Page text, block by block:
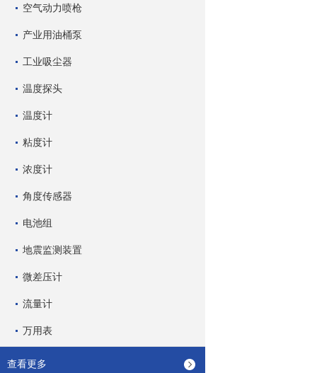
空气动力喷枪
产业用油桶泵
工业吸尘器
温度探头
温度计
粘度计
浓度计
角度传感器
电池组
地震监测装置
微差压计
流量计
万用表
查看更多